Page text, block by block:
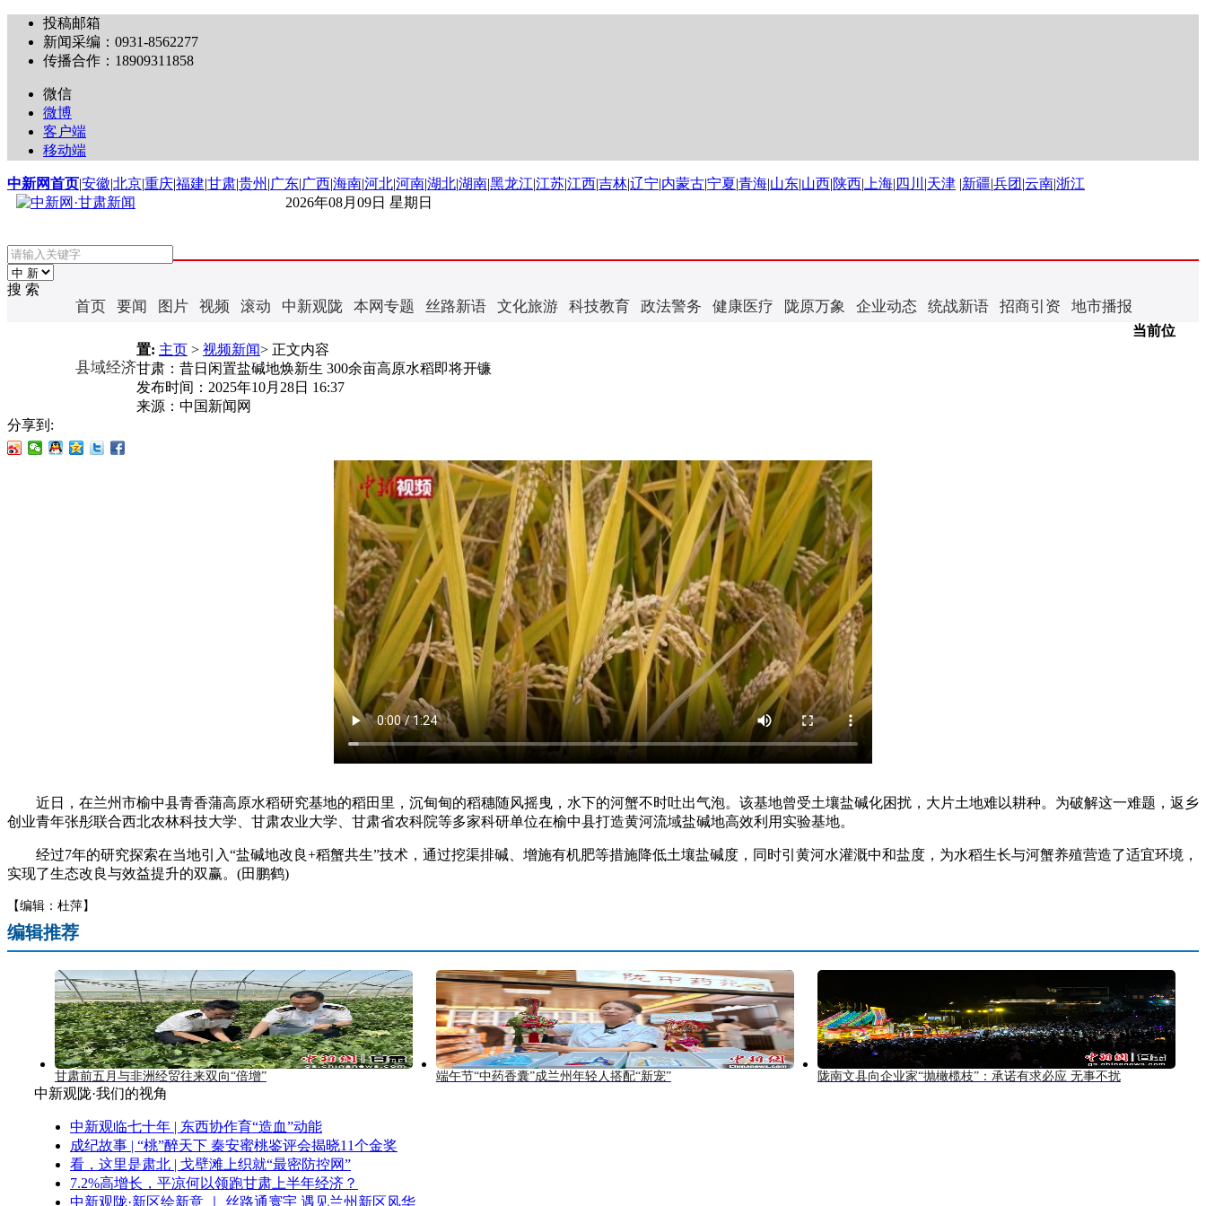
投稿邮箱
新闻采编：0931-8562277
传播合作：18909311858
微信
微博
客户端
移动端
中新网首页|安徽|北京|重庆|福建|甘肃|贵州 |广东|广西|海南|河北|河南|湖北|湖南|黑龙江|江苏|江西|吉林|辽宁|内蒙古|宁夏|青海|山东|山西|陕西| 上海| 四川 |天津 |新疆|兵团 |云南|浙江
2026年08月09日 星期日
搜 索
首页 要闻 图片 视频 滚动 中新观陇 本网专题 丝路新语 文化旅游 科技教育 政法警务 健康医疗 陇原万象 企业动态 统战新语 招商引资 地市播报
县域经济
当前位
置: 主页 > 视频新闻> 正文内容
甘肃：昔日闲置盐碱地焕新生 300余亩高原水稻即将开镰
发布时间： 2025年10月28日 16:37
来源： 中国新闻网
分享到:
近日，在兰州市榆中县青香蒲高原水稻研究基地的稻田里，沉甸甸的稻穗随风摇曳，水下的河蟹不时吐出气泡。该基地曾受土壤盐碱化困扰，大片土地难以耕种。为破解这一难题，返乡
创业青年张彤联合西北农林科技大学、甘肃农业大学、甘肃省农科院等多家科研单位在榆中县打造黄河流域盐碱地高效利用实验基地。
经过7年的研究探索在当地引入“盐碱地改良+稻蟹共生”技术，通过挖渠排碱、增施有机肥等措施降低土壤盐碱度，同时引黄河水灌溉中和盐度，为水稻生长与河蟹养殖营造了适宜环境，
实现了生态改良与效益提升的双赢。(田鹏鹤)
【编辑：杜萍】
编辑推荐
甘肃前五月与非洲经贸往来双向“倍增” 端午节“中药香囊”成兰州年轻人搭配“新宠” 陇南文县向企业家“抛橄榄枝”：承诺有求必应 无事不扰
中新观陇·我们的视角
中新观临七十年 | 东西协作育“造血”动能
成纪故事 | “桃”醉天下 秦安蜜桃鉴评会揭晓11个金奖
看，这里是肃北 | 戈壁滩上织就“最密防控网”
7.2%高增长，平凉何以领跑甘肃上半年经济？
中新观陇·新区绘新意 ｜ 丝路通寰宇 遇见兰州新区风华